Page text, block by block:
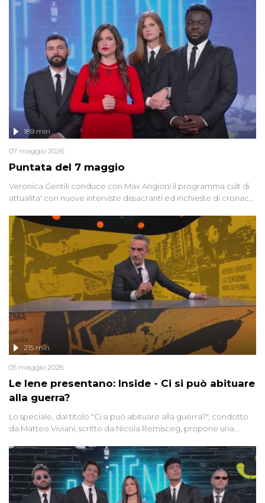
racconta l'universo delle narrazioni alternative, dei sospetti
globali e del complottismo che negli ultimi anni hanno invaso
social network, talk show, piazze digitali e immaginario collettivo.
Puntata del 7 maggio
189 min
07 maggio 2026
Veronica Gentili conduce con Max Angioni il programma cult di
attualita' con nuove interviste dissacranti ed inchieste di cronaca
Le Iene presentano: Inside - Ci si può abituare
alla guerra?
215 min
05 maggio 2026
Lo speciale, dal titolo "Ci si può abituare alla guerra?", condotto
da Matteo Viviani, scritto da Nicola Remisceg, propone una
di settore - su quanto la guerra sia diventata una realtà pervasiva.
Anche se l'Italia non è direttamente coinvolta in conflitti armati, il
contesto globale rende impossibile considerarla un fenomeno
lontano.